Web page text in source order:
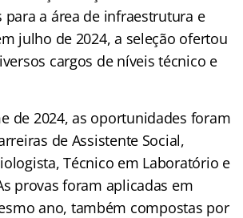
para a área de infraestrutura e
julho de 2024, a seleção ofertou
cargos de níveis técnico e
de 2024, as oportunidades foram
de Assistente Social,
Técnico em Laboratório e
provas foram aplicadas em
ano, também compostas por